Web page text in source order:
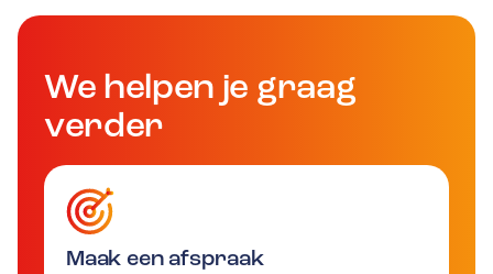
We helpen je graag
verder
Maak een afspraak